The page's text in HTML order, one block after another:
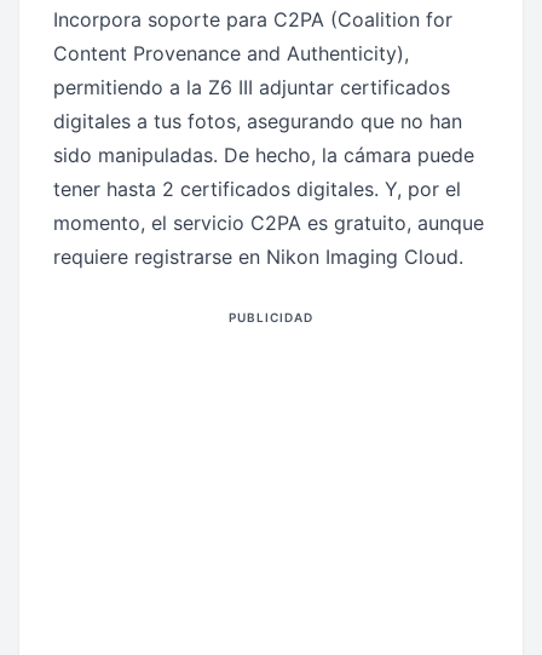
Incorpora soporte para C2PA (Coalition for
Content Provenance and Authenticity),
permitiendo a la Z6 III adjuntar certificados
digitales a tus fotos, asegurando que no han
sido manipuladas. De hecho, la cámara puede
tener hasta 2 certificados digitales. Y, por el
momento, el servicio C2PA es gratuito, aunque
requiere registrarse en Nikon Imaging Cloud.
PUBLICIDAD